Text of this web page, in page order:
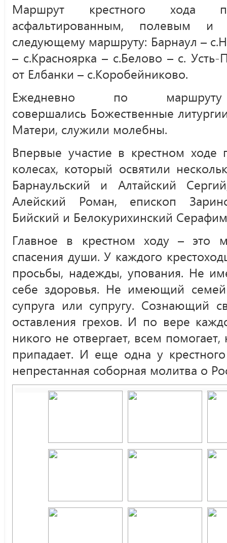
Маршрут крестного хода
асфальтированным, полевым
следующему маршруту: Барнаул –
– с.Красноярка – с.Белово – с.
от Елбанки – с.Коробейниково.
Ежедневно по
совершались Божественные
Матери, служили молебны.
Впервые участие в крестном
колесах, который освятили
Барнаульский и Алтайский
Алейский Роман, епископ
Бийский и Белокурихинский
Главное в крестном ходу – это
спасения души. У каждого
просьбы, надежды, упования. Не
себе здоровья. Не имеющий
супруга или супругу. Сознающий
оставления грехов. И по вере
никого не отвергает, всем
припадает. И еще одна у
непрестанная соборная молитва о